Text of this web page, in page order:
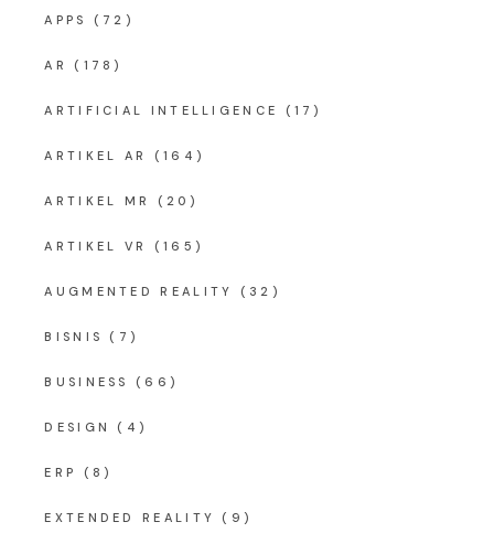
APPS (72)
AR (178)
ARTIFICIAL INTELLIGENCE (17)
ARTIKEL AR (164)
ARTIKEL MR (20)
ARTIKEL VR (165)
AUGMENTED REALITY (32)
BISNIS (7)
BUSINESS (66)
DESIGN (4)
ERP (8)
EXTENDED REALITY (9)